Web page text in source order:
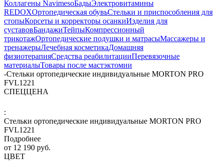
Коллагены NavimesoБадыЭлектровитамины
REDOXОртопедическая обувьСтельки и приспособления для
стопыКорсеты и корректоры осанкиИзделия для
суставовБандажиТейпыКомпрессионный
трикотажОртопедические подушки и матрасыМассажеры и
тренажерыЛечебная косметикаДомашняя
физиотерапияСредства реабилитацииПеревязочные
материалыТовары после мастэктомии
-Стельки ортопедические индивидуальные MORTON PRO
FVL1221
СПЕЦЦЕНА
:
Стельки ортопедические индивидуальные MORTON PRO
FVL1221
Подробнее
от 12 190 руб.
ЦВЕТ